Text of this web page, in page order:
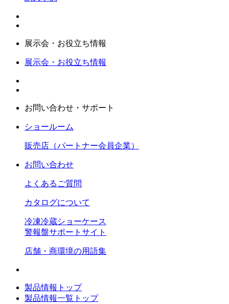
展示会・お役立ち情報
展示会・お役立ち情報
お問い合わせ・サポート
ショールーム
販売店（パートナー会員企業）
お問い合わせ
よくあるご質問
カタログについて
冷凍冷蔵ショーケース
警報盤サポートサイト
店舗・商環境の用語集
製品情報トップ
製品情報一覧トップ